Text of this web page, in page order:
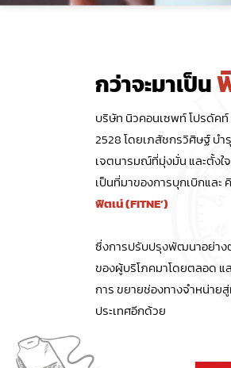
กว่าจะมาเป็น
บริษัท นิวคอนเซพท์ โปรดัค
2528 โดยเภสัชกรวิศิษฐ์ บ
เจตนารมณ์ที่มุ่งมั่น และตั้ง
เป็นที่มาของการบุกเบิกแล
ฟิตเน่ (FITNE’)
ซึ่งการปรับปรุงพัฒนาอย่าง
ของผู้บริโภคมาโดยตลอด
การ ขยายช่องทางจำหน่าย
ประเทศอีกด้วย